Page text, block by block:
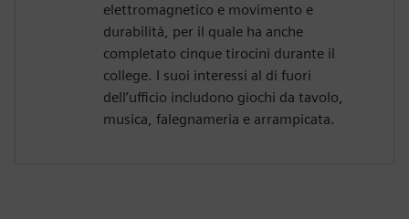
elettromagnetico e movimento e
durabilità, per il quale ha anche
completato cinque tirocini durante il
college. I suoi interessi al di fuori
dell’ufficio includono giochi da tavolo,
musica, falegnameria e arrampicata.